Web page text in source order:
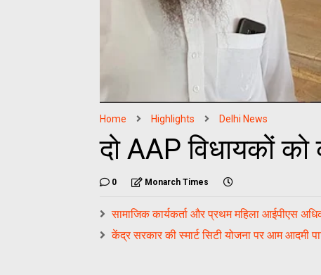
Home Highlights Delhi News
दो AAP विधायकों को
0 Monarch Times
सामाजिक कार्यकर्ता और प्रथम महिला आईपीएस
केंद्र सरकार की स्मार्ट सिटी योजना पर आम आदमी